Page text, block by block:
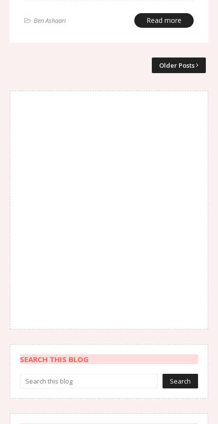
Ben Ashaari Read more
Older Posts
SEARCH THIS BLOG